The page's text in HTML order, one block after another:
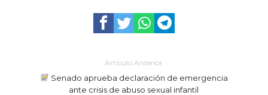
Artículo Anterior
Senado aprueba declaración de emergencia
ante crisis de abuso sexual infantil